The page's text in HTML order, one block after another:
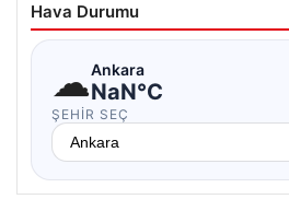
Hava Durumu
☁Ankara
NaN°C
ŞEHIR SEÇ